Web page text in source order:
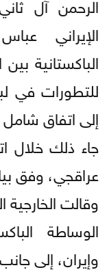
الإيراني
الباكستانية
للتطورات في
إلى اتفاق شامل
جاء ذلك خلال
عراقجي، وفق
وقالت
الوساطة
وإيران، إلى